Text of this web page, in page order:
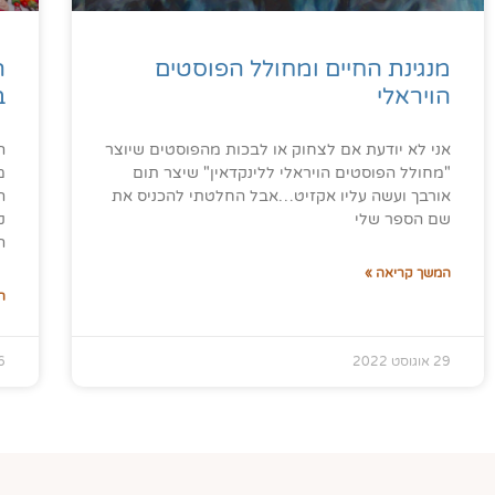
מנגינת החיים ומחולל הפוסטים
הויראלי
אני לא יודעת אם לצחוק או לבכות מהפוסטים שיוצר
"מחולל הפוסטים הויראלי ללינקדאין" שיצר תום
אורבך ועשה עליו אקזיט…אבל החלטתי להכניס את
שם הספר שלי
המשך קריאה »
29 אוגוסט 2022